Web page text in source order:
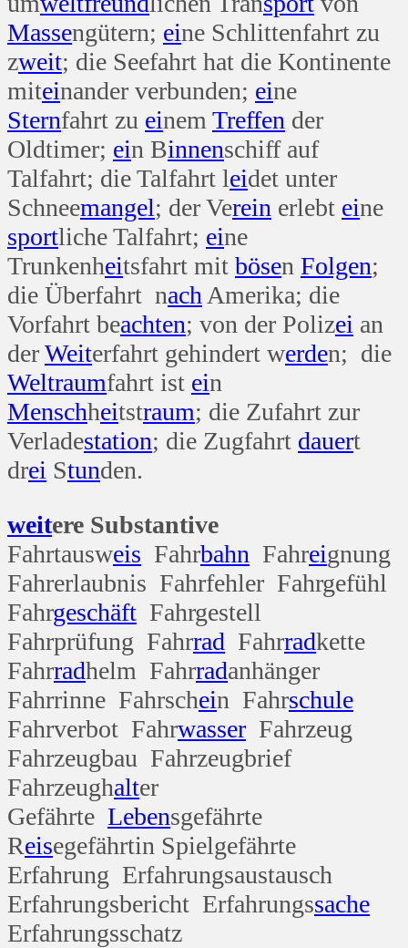
Massengütern; eine Schlittenfahrt zu
zweit; die Seefahrt hat die Kontinente
miteinander verbunden; eine
Sternfahrt zu einem Treffen der
Oldtimer; ein Binnenschiff auf
Talfahrt; die Talfahrt leidet unter
Schneemangel; der Verein erlebt eine
sportliche Talfahrt; eine
Trunkenheitsfahrt mit bösen Folgen;
die Überfahrt nach Amerika; die
Vorfahrt beachten; von der Polizei an
derWeiterfahrt gehindert werden; die
Weltraumfahrt ist ein
Menschheitstraum; die Zufahrt zur
Verladestation; die Zugfahrt dauert
drei Stunden.
weitere Substantive
Fahrtausweis Fahrbahn Fahreignung
Fahrerlaubnis Fahrfehler Fahrgefühl
Fahrgeschäft Fahrgestell
Fahrprüfung Fahrrad Fahrradkette
Fahrradhelm Fahrradanhänger
Fahrrinne Fahrschein Fahrschule
Fahrverbot Fahrwasser Fahrzeug
Fahrzeugbau Fahrzeugbrief
Fahrzeughalter
Gefährte Lebensgefährte
Reisegefährtin Spielgefährte
Erfahrung Erfahrungsaustausch
Erfahrungsbericht Erfahrungssache
Erfahrungsschatz